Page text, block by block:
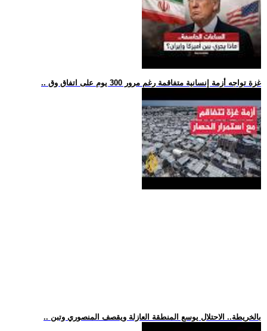
.. غزة تواجه أزمة إنسانية متفاقمة رغم مرور 300 يوم على اتفاق وق
.. بالخريطة.. الاحتلال يوسع المنطقة العازلة ويقصف المنصوري وتبن